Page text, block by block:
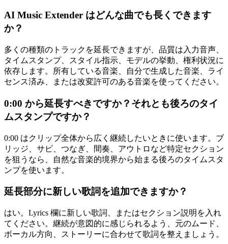
AI Music Extender はどんな曲でも長くできます
か？
多くの種類のトラックを延長できますが、品質は入力音声、
タイムスタンプ、スタイル指示、モデルの挙動、権利状況に
依存します。所有している音楽、自分で生成した音楽、ライ
センス済み、または改変許可のある音楽を使ってください。
0:00 から延長すべきですか？それとも後ろのタイ
ムスタンプですか？
0:00 はクリップ全体から広く継続したいときに使います。ブ
リッジ、サビ、つなぎ、間奏、アウトロなど特定セクション
を狙うなら、自然な音楽的境界から始まる後ろのタイムスタ
ンプを使います。
延長部分に新しい歌詞を追加できますか？
はい。Lyrics 欄に新しい歌詞、またはセクション説明を入れ
てください。継続が意図的に感じられるよう、元のムード、
ボーカル方向、ストーリーに合わせて歌詞を整えましょう。